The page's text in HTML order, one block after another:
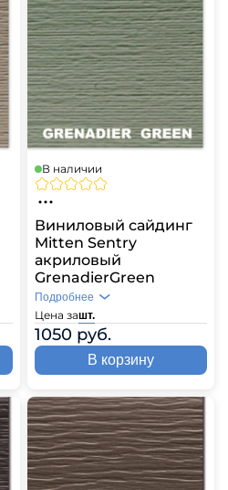
В наличии
Виниловый сайдинг
Mitten Sentry
акриловый
GrenadierGreen
Цена зашт.
1050 руб.
Подробнее
В корзину